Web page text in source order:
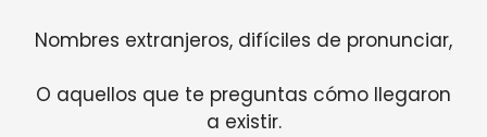
Nombres extranjeros, difíciles de pronunciar,
O aquellos que te preguntas cómo llegaron
a existir.